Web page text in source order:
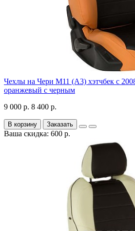
Чехлы на Чери М11 (А3) хэтчбек с
оранжевый с черным
9 000 р. 8 400 р.
В корзину Заказать
Ваша скидка: 600 р.